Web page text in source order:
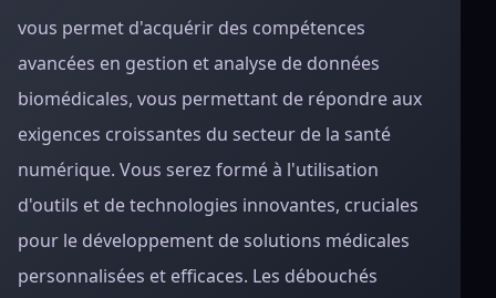
vous permet d'acquérir des compétences
avancées en gestion et analyse de données
biomédicales, vous permettant de répondre aux
exigences croissantes du secteur de la santé
numérique. Vous serez formé à l'utilisation
d'outils et de technologies innovantes, cruciales
pour le développement de solutions médicales
personnalisées et efficaces. Les débouchés